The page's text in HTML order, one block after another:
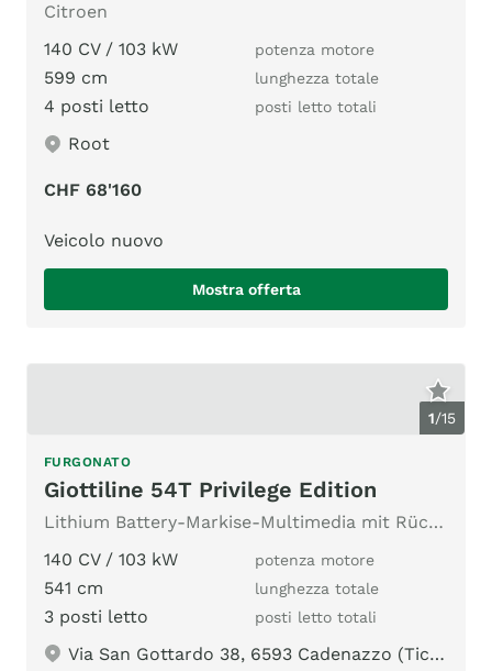
Citroen
140 CV / 103 kW
potenza motore
599 cm lunghezza totale
4 posti letto posti letto totali
Root
CHF 68'160
Veicolo nuovo
Mostra offerta
1/15
FURGONATO
Giottiline 54T Privilege Edition
Lithium Battery-Markise-Multimedia mit Rückfahrkamera
140 CV / 103 kW
potenza motore
541 cm lunghezza totale
3 posti letto posti letto totali
Via San Gottardo 38, 6593 Cadenazzo (Ticino)